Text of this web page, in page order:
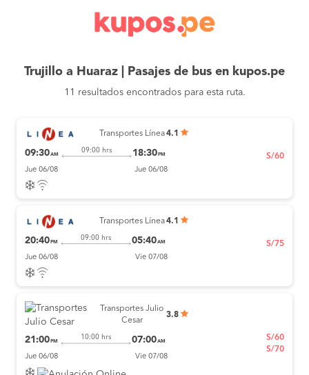
Trujillo a Huaraz | Pasajes de bus en kupos.pe
11 resultados encontrados para esta ruta.
Transportes Línea 4.1
09:30AM
09:00 hrs 18:30 PM
Jue 06/08 Jue 06/08
S/60
Transportes Línea 4.1
20:40 PM
09:00 hrs 05:40AM
Jue 06/08 Vie 07/08
S/75
Transportes Julio
Cesar
3.8
21:00 PM
10:00 hrs 07:00AM
Jue 06/08 Vie 07/08
S/60
S/70